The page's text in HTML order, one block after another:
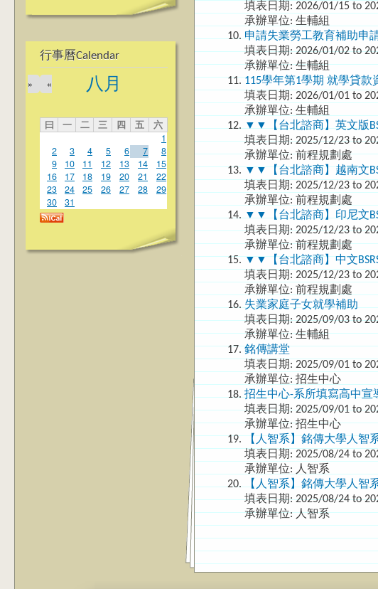
行事曆Calendar
八月
«
»
曰 一 二 三 四 五
六
1
2
3 4 5 6 7
8
9
10 11 12 13 14
15
16
17 18 19 20 21
22
23
24 25 26 27 28
29
30
31
填表日期: 2026/01/15 to
承辦單位: 生輔組
申請失業勞工教育補助申
填表日期:2026/01/02 to
承辦單位: 生輔組
115學年第1學期 就學貸款
填表日期: 2026/01/01 to
承辦單位: 生輔組
▼▼【台北諮商】英文版
填表日期:2025/12/23 to
承辦單位: 前程規劃處
▼▼【台北諮商】越南文
填表日期: 2025/12/23 to
承辦單位: 前程規劃處
▼▼【台北諮商】印尼文
填表日期:2025/12/23 to
承辦單位: 前程規劃處
▼▼【台北諮商】中文
填表日期: 2025/12/23 to
承辦單位: 前程規劃處
失業家庭子女就學補助
填表日期:2025/09/03 to
承辦單位: 生輔組
銘傳講堂
填表日期: 2025/09/01 to
承辦單位: 招生中心
招生中心-系所填寫高中宣
填表日期:2025/09/01 to
承辦單位: 招生中心
【人智系】銘傳大學人智
填表日期: 2025/08/24 to
承辦單位: 人智系
【人智系】銘傳大學人智
填表日期:2025/08/24 to
承辦單位: 人智系
頁面